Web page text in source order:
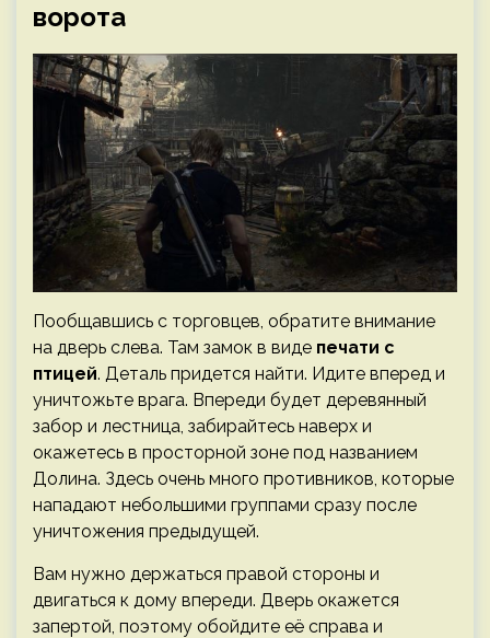
ворота
Пообщавшись с торговцев, обратите внимание
на дверь слева. Там замок в виде печати с
птицей. Деталь придется найти. Идите вперед и
уничтожьте врага. Впереди будет деревянный
забор и лестница, забирайтесь наверх и
окажетесь в просторной зоне под названием
Долина. Здесь очень много противников, которые
нападают небольшими группами сразу после
уничтожения предыдущей.
Вам нужно держаться правой стороны и
двигаться к дому впереди. Дверь окажется
запертой, поэтому обойдите её справа и